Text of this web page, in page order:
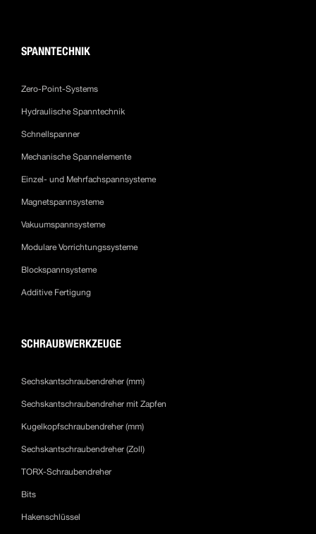
SPANNTECHNIK
Zero-Point-Systems
Hydraulische Spanntechnik
Schnellspanner
Mechanische Spannelemente
Einzel- und Mehrfachspannsysteme
Magnetspannsysteme
Vakuumspannsysteme
Modulare Vorrichtungssysteme
Blockspannsysteme
Additive Fertigung
SCHRAUBWERKZEUGE
Sechskantschraubendreher (mm)
Sechskantschraubendreher mit Zapfen
Kugelkopfschraubendreher (mm)
Sechskantschraubendreher (Zoll)
TORX-Schraubendreher
Bits
Hakenschlüssel